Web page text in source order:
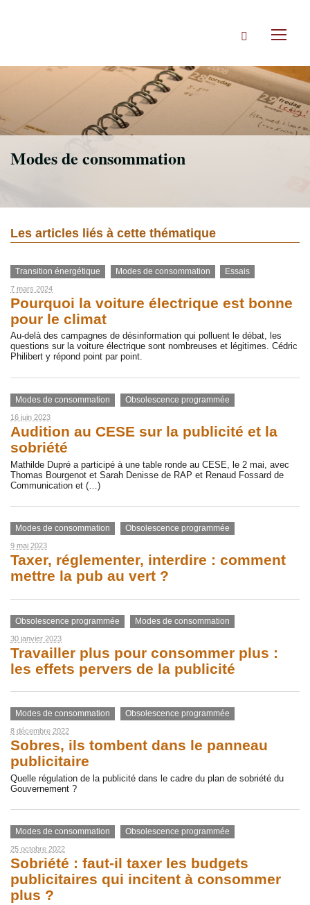
Rechercher
Modes de consommation
Les articles liés à cette thématique
Transition énergétique Modes de consommation Essais
7 mars 2024
Pourquoi la voiture électrique est bonne
pour le climat
Au-delà des campagnes de désinformation qui polluent le débat, les
questions sur la voiture électrique sont nombreuses et légitimes. Cédric
Philibert y répond point par point.
Modes de consommation Obsolescence programmée
16 juin 2023
Audition au CESE sur la publicité et la
sobriété
Mathilde Dupré a participé à une table ronde au CESE, le 2 mai, avec
Thomas Bourgenot et Sarah Denisse de RAP et Renaud Fossard de
Communication et (…)
Modes de consommation Obsolescence programmée
9 mai 2023
Taxer, réglementer, interdire : comment
mettre la pub au vert ?
Obsolescence programmée Modes de consommation
30 janvier 2023
Travailler plus pour consommer plus :
les effets pervers de la publicité
Modes de consommation Obsolescence programmée
8 décembre 2022
Sobres, ils tombent dans le panneau
publicitaire
Quelle régulation de la publicité dans le cadre du plan de sobriété du
Gouvernement ?
Modes de consommation Obsolescence programmée
25 octobre 2022
Sobriété : faut-il taxer les budgets
publicitaires qui incitent à consommer
plus ?